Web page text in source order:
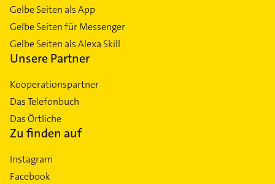
Gelbe Seiten als App
Gelbe Seiten für Messenger
Gelbe Seiten als Alexa Skill
Unsere Partner
Kooperationspartner
Das Telefonbuch
Das Örtliche
Zu finden auf
Instagram
Facebook